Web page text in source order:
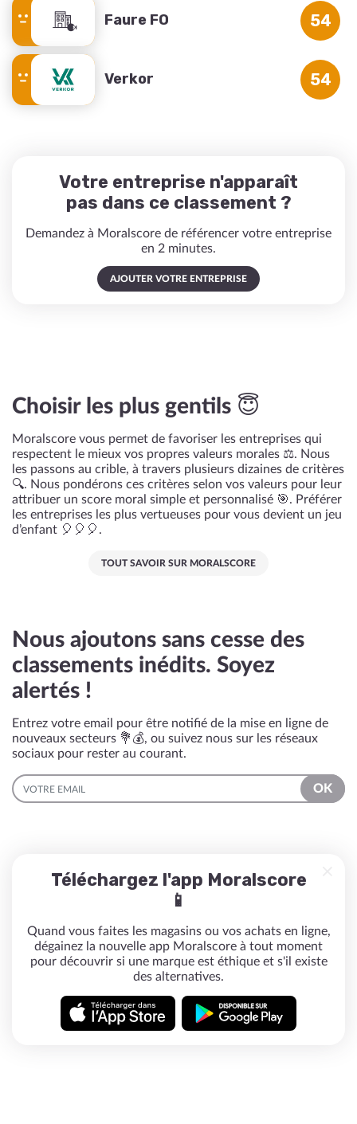
Faure FO 54
Verkor 54
Votre entreprise n'apparaît
pas dans ce classement ?
Demandez à Moralscore de référencer votre entreprise
en 2 minutes.
AJOUTER VOTRE ENTREPRISE
Choisir les plus gentils 😇
Moralscore vous permet de favoriser les entreprises qui
respectent le mieux vos propres valeurs morales ⚖️. Nous
les passons au crible, à travers plusieurs dizaines de critères
🔍. Nous pondérons ces critères selon vos valeurs pour leur
attribuer un score moral simple et personnalisé 🎯. Préférer
les entreprises les plus vertueuses pour vous devient un jeu
d’enfant 🎈🎈🎈.
TOUT SAVOIR SUR MORALSCORE
Nous ajoutons sans cesse des
classements inédits. Soyez
alertés !
Entrez votre email pour être notifié de la mise en ligne de
nouveaux secteurs 💐💰, ou suivez nous sur les réseaux
sociaux pour rester au courant.
EMAIL
OK
Téléchargez l'app Moralscore
📱
Quand vous faites les magasins ou vos achats en ligne,
dégainez la nouvelle app Moralscore à tout moment
pour découvrir si une marque est éthique et s'il existe
des alternatives.